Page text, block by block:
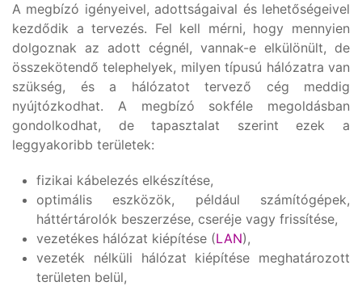
A megbízó igényeivel, adottságaival és lehetőségeivel
kezdődik a tervezés. Fel kell mérni, hogy mennyien
dolgoznak az adott cégnél, vannak-e elkülönült, de
összekötendő telephelyek, milyen típusú hálózatra van
szükség, és a hálózatot tervező cég meddig
nyújtózkodhat. A megbízó sokféle megoldásban
gondolkodhat, de tapasztalat szerint ezek a
leggyakoribb területek:
fizikai kábelezés elkészítése,
optimális eszközök, például számítógépek,
háttértárolók beszerzése, cseréje vagy frissítése,
vezetékes hálózat kiépítése (LAN),
vezeték nélküli hálózat kiépítése meghatározott
területen belül,